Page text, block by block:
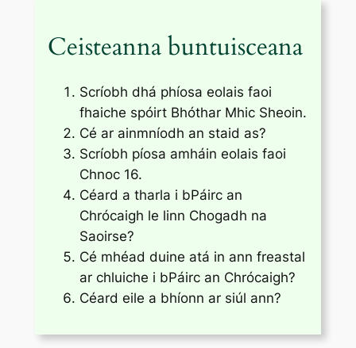
Ceisteanna buntuisceana
Scríobh dhá phíosa eolais faoi
fhaiche spóirt Bhóthar Mhic Sheoin.
Cé ar ainmníodh an staid as?
Scríobh píosa amháin eolais faoi
Chnoc 16.
Céard a tharla i bPáirc an
Chrócaigh le linn Chogadh na
Saoirse?
Cé mhéad duine atá in ann freastal
ar chluiche i bPáirc an Chrócaigh?
Céard eile a bhíonn ar siúl ann?